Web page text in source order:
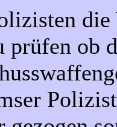
die
prüfen ob